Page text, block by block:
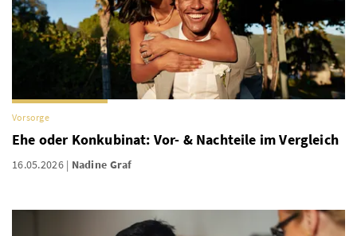
Vorsorge
Ehe oder Konkubinat: Vor- & Nachteile im Vergleich
16.05.2026 Nadine Graf